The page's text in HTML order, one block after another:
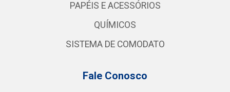
PAPÉIS E ACESSÓRIOS
QUÍMICOS
SISTEMA DE COMODATO
Fale Conosco